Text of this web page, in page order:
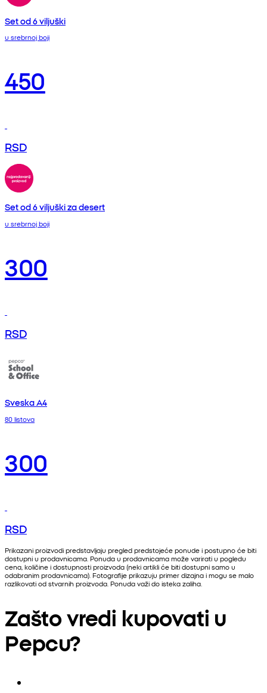
Set od 6 viljuški
u srebrnoj boji
450
RSD
Set od 6 viljuški za desert
u srebrnoj boji
300
RSD
Sveska A4
80 listova
300
RSD
Prikazani proizvodi predstavljaju pregled predstojeće ponude i postupno će biti
dostupni u prodavnicama. Ponuda u prodavnicama može varirati u pogledu
cena, količine i dostupnosti proizvoda (neki artikli će biti dostupni samo u
odabranim prodavnicama). Fotografije prikazuju primer dizajna i mogu se malo
razlikovati od stvarnih proizvoda. Ponuda važi do isteka zaliha.
Zašto vredi kupovati u
Pepcu?